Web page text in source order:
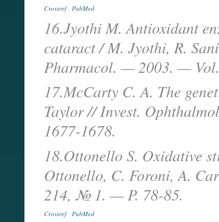
Crossref PubMed
16.Jyothi M. Antioxidant
cataract / M. Jyothi, R.
Pharmacol. — 2003. —
17.McCarty C. A. The
Taylor // Invest.
1677-1678.
18.Ottonello S. Oxidative
Ottonello, C. Foroni, A.
214, № 1. — P. 78-85.
Crossref PubMed